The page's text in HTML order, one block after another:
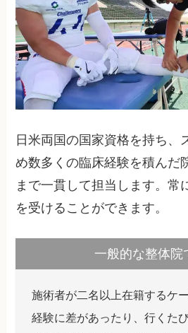
日米両国の国家資格を持ち、
め数多くの臨床経験を積んだ
まで一貫して担当します。常
を受けることができます。
一般的な整体
施術者が二名以上在籍するケ
経験に差があったり、行くた